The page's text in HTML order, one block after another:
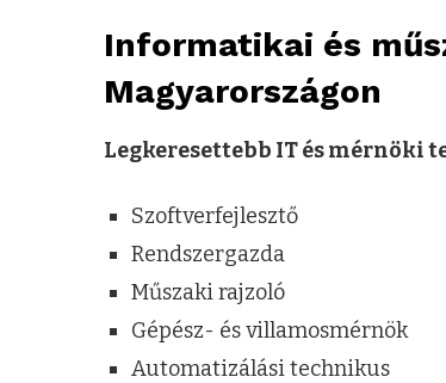
Informatikai és
Magyarországon
Legkeresettebb IT és mérnöki
Szoftverfejlesztő
Rendszergazda
Műszaki rajzoló
Gépész- és villamosmérnök
Automatizálási technikus